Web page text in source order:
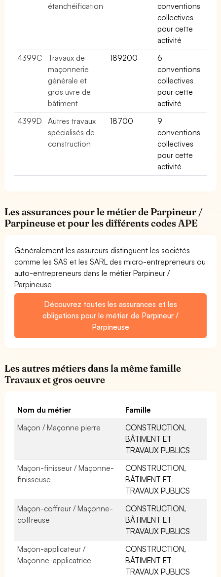
étanchéification
conventions
collectives
pour cette
activité
4399C
Travaux de
maçonnerie
générale et
gros uvre de
bâtiment
189200
6
conventions
collectives
pour cette
activité
4399D
Autres travaux
spécialisés de
construction
18700
9
conventions
collectives
pour cette
activité
Les assurances pour le métier de Parpineur /
Parpineuse et pour les différents codes APE
Généralement les assureurs distinguent les sociétés
comme les SAS et les SARL des micro-entrepreneurs ou
auto-entrepreneurs dans le métier Parpineur /
Parpineuse
Découvrez toutes les assurances et les
obligations pour le métier de Parpineur /
Parpineuse
Les autres métiers dans la même famille
Travaux et gros oeuvre
Nom du métier
Famille
Maçon / Maçonne pierre
CONSTRUCTION,
BÂTIMENT ET
TRAVAUX PUBLICS
Maçon-finisseur / Maçonne-
finisseuse
CONSTRUCTION,
BÂTIMENT ET
TRAVAUX PUBLICS
Maçon-coffreur / Maçonne-
coffreuse
CONSTRUCTION,
BÂTIMENT ET
TRAVAUX PUBLICS
Maçon-applicateur /
Maçonne-applicatrice
CONSTRUCTION,
BÂTIMENT ET
TRAVAUX PUBLICS